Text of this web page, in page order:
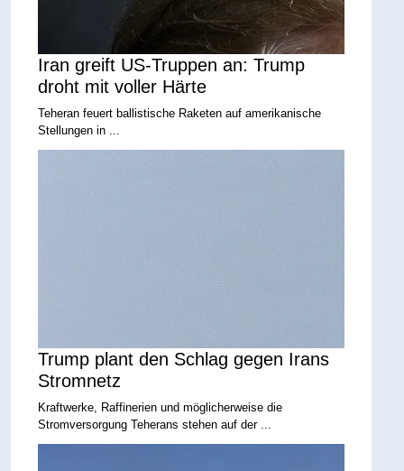
Iran greift US-Truppen an: Trump
droht mit voller Härte
Teheran feuert ballistische Raketen auf amerikanische
Stellungen in ...
Trump plant den Schlag gegen Irans
Stromnetz
Kraftwerke, Raffinerien und möglicherweise die
Stromversorgung Teherans stehen auf der ...